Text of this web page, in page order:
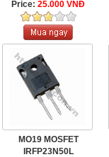
Price: 25.000 VNĐ
MO19 MOSFET
IRFP23N50L